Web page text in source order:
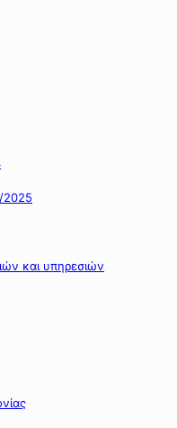
2025
και υπηρεσιών